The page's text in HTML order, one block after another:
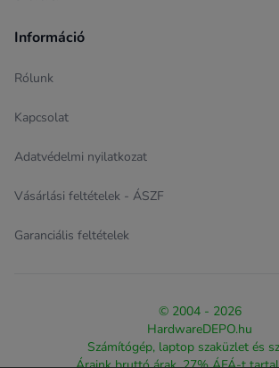
Információ
Rólunk
Kapcsolat
Adatvédelmi nyilatkozat
Vásárlási feltételek - ÁSZF
Garanciális feltételek
© 2004 - 2026
HardwareDEPO.hu
Számítógép, laptop szaküzlet és